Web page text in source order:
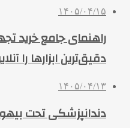
۱۴۰۵/۰۴/۱۵
راهنمای جامع خرید
دقیق‌ترین ابزارها را
۱۴۰۵/۰۴/۱۳
دندانپزشکی تحت